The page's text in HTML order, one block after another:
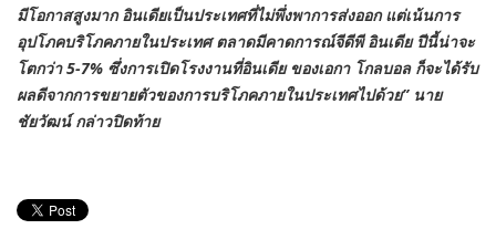
มีโอกาสสูงมาก อินเดียเป็นประเทศที่ไม่พึ่งพาการส่งออก แต่เน้นการ
อุปโภคบริโภคภายในประเทศ ตลาดมีคาดการณ์จีดีพี อินเดีย ปีนี้น่าจะ
โตกว่า 5-7% ซึ่งการเปิดโรงงานที่อินเดีย ของเอกา โกลบอล ก็จะได้รับ
ผลดีจากการขยายตัวของการบริโภคภายในประเทศไปด้วย” นาย
ชัยวัฒน์ กล่าวปิดท้าย